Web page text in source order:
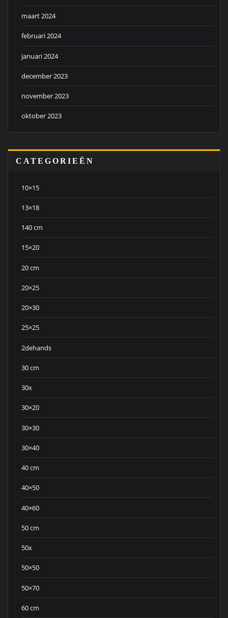
maart 2024
februari 2024
januari 2024
december 2023
november 2023
oktober 2023
CATEGORIEËN
10×15
13×18
140 cm
15×20
20 cm
20×25
20×30
25×25
2dehands
30 cm
30x
30×20
30×30
30×40
40 cm
40×50
40×60
50 cm
50x
50×50
50×70
60 cm